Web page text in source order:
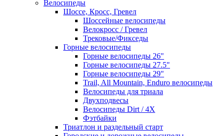
Велосипеды
Шоссе, Кросс, Гревел
Шоссейные велосипеды
Велокросс / Гревел
Трековые/Фикседы
Горные велосипеды
Горные велосипеды 26"
Горные велосипеды 27.5"
Горные велосипеды 29"
Trail, All Mountain, Enduro велосипеды
Велосипеды для триала
Двухподвесы
Велосипеды Dirt / 4X
Фэтбайки
Триатлон и раздельный старт